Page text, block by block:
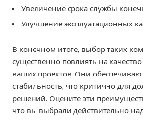
Увеличение срока службы
Улучшение эксплуатационных
В конечном итоге, выбор таких
существенно повлиять на
ваших проектов. Они
стабильность, что критично для
решений. Оцените эти
что вы выбрали действительно